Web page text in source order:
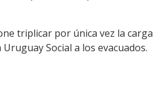
triplicar por única vez la carga
Social a los evacuados.